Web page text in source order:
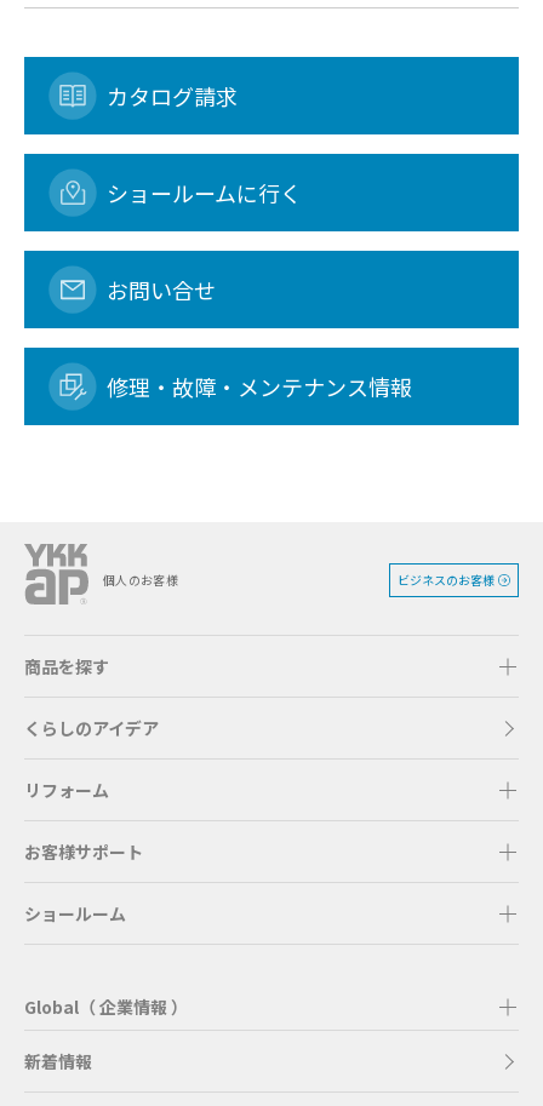
カタログ請求
ショールームに行く
お問い合せ
修理・故障・メンテナンス情報
個人のお客様 ビジネスのお客様
商品を探す
くらしのアイデア
リフォーム
お客様サポート
ショールーム
Global（ 企業情報 ）
新着情報